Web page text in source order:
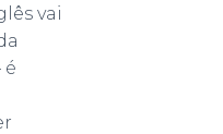
vai
é